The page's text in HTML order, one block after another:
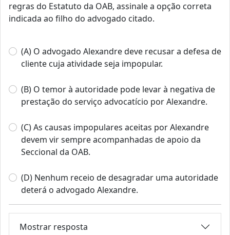
regras do Estatuto da OAB, assinale a opção correta
indicada ao filho do advogado citado.
(A) O advogado Alexandre deve recusar a defesa de
cliente cuja atividade seja impopular.
(B) O temor à autoridade pode levar à negativa de
prestação do serviço advocatício por Alexandre.
(C) As causas impopulares aceitas por Alexandre
devem vir sempre acompanhadas de apoio da
Seccional da OAB.
(D) Nenhum receio de desagradar uma autoridade
deterá o advogado Alexandre.
Mostrar resposta